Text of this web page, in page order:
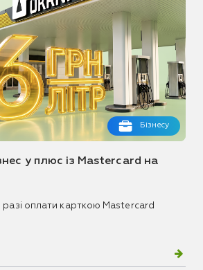
Бізнесу
у плюс із Mastercard на
оплати карткою Mastercard